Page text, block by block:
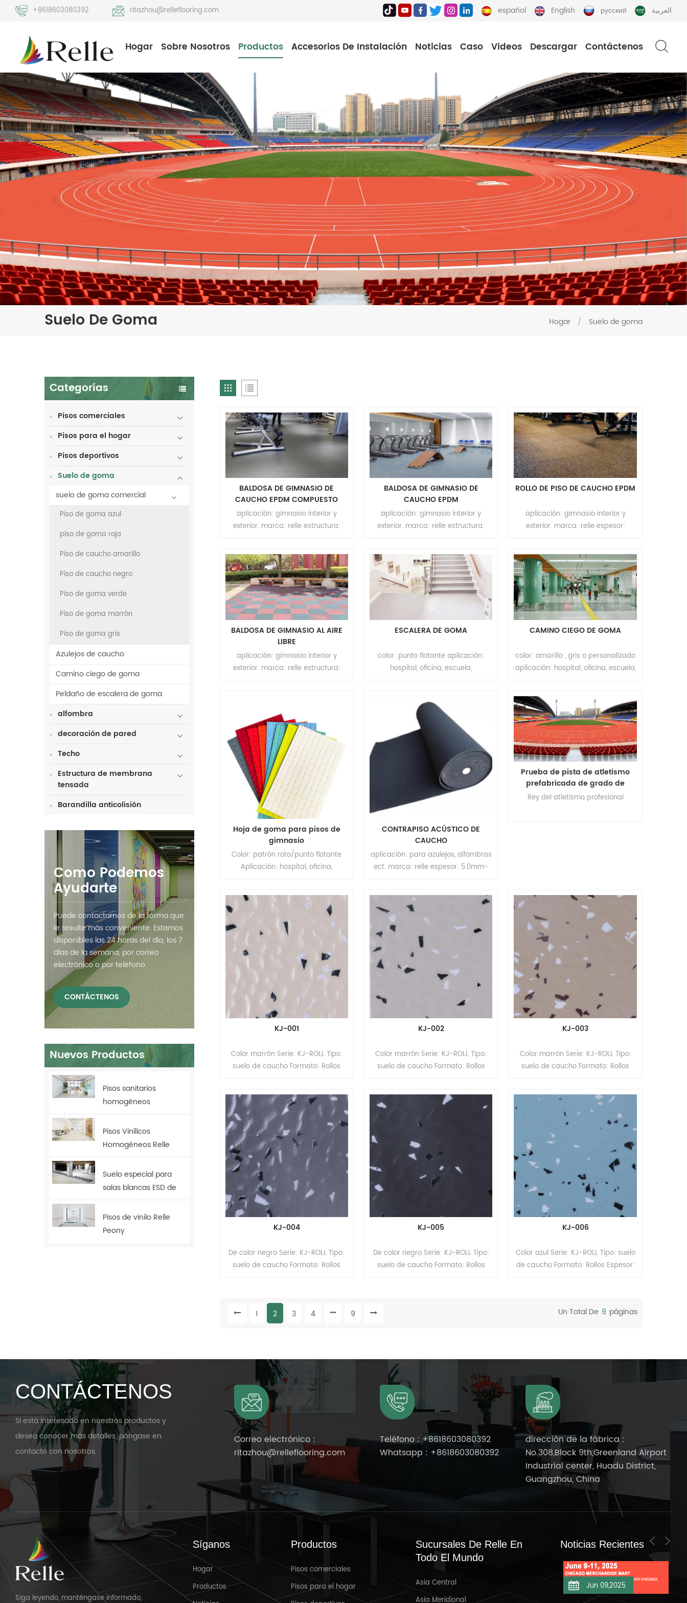
+8618603080392 ritazhou@relleflooring.com español English русский العربية
Hogar Sobre Nosotros Productos Accesorios De Instalación Noticias Caso Videos Descargar Contáctenos
Suelo De Goma Hogar / Suelo de goma
Categorías
Pisos comerciales
Pisos para el hogar
Pisos deportivos
Suelo de goma
suelo de goma comercial
Piso de goma azul
piso de goma roja
Piso de caucho amarillo
Piso de caucho negro
Piso de goma verde
Piso de goma marrón
Piso de goma gris
Azulejos de caucho
Camino ciego de goma
Peldaño de escalera de goma
alfombra
decoración de pared
Techo
Estructura de membrana
tensada
Barandilla anticolisión
Como Podemos
Ayudarte
Puede contactarnos de la forma que
le resulte más conveniente. Estamos
disponibles las 24 horas del día, los 7
días de la semana, por correo
electrónico o por teléfono.
CONTÁCTENOS
Nuevos Productos
Pisos sanitarios
homogéneos
antibacterianos Relle
para hospitales
Pisos Vinílicos
Homogéneos Relle
Tulip
Suelo especial para
salas blancas ESD de
2,0 mm
Pisos de vinilo Relle
Peony
BALDOSA DE GIMNASIO DE
CAUCHO EPDM COMPUESTO
aplicación: gimnasio interior y
exterior. marca: relle estructura:
14~16+epdm colorido color: rojo /
amarillo / azul / verde / gris / negro
abajo : material: malla
8~10/partículas de caucho de malla
14-16 de color negro moq: 200m²
BALDOSA DE GIMNASIO DE
CAUCHO EPDM
aplicación: gimnasio interior y
exterior. marca: relle estructura:
de caucho de malla + epdm
colorido color: rojo / amarillo / azul /
verde / gris / negro abajo :
material: malla 8~10/partículas de
ROLLO DE PISO DE CAUCHO EPDM
aplicación: gimnasio interior y
exterior. marca: relle espesor:
sbr+epdm colorido color: rojo /
amarillo / azul / verde / gris / negro
conexión: empalme moq: 200m²
BALDOSA DE GIMNASIO AL AIRE
LIBRE
aplicación: gimnasio interior y
exterior. marca: relle estructura:
amarillo / azul / verde / gris / negro
abajo : material: 8 ~ 10 partículas de
caucho de malla de color negro
moq: 200m²
ESCALERA DE GOMA
color: punto flotante aplicación:
hospital, oficina, escuela,
(contiene coma flotante): 4.0mm
ancho: 505 mm longitud:
0.9m~1.8m(10cm aparte como una
especificación diferente) resistencia
a la abrasión: grado T vida útil: más
de 10 años moq: 200m²
CAMINO CIEGO DE GOMA
color: amarillo , gris o personalizado
aplicación: hospital, oficina, escuela,
7.0mm tamaño: 300 mm * 300 mm
moq: 200m²
Hoja de goma para pisos de
gimnasio
Color: patrón roto/punto flotante
Aplicación: hospital, oficina,
Relle Espesor: 2,0 mm, 2,5 mm, 3,0
mm Tamaño: 1,22 m (ancho) * 10 ~
15 m (largo) Superficie:
revestimiento de PUR Resistencia a
la abrasión: grado T Vida útil: más
de 10 años. Cantidad mínima de
pedido: 200 m²
CONTRAPISO ACÚSTICO DE
CAUCHO
aplicación: para azulejos, alfombras
ect. marca: relle espesor: 5.0mm-
Prueba de pista de atletismo
prefabricada de grado de
competición profesional
Rey del atletismo profesional
KJ-001
Color marrón Serie: KJ-ROLL Tipo:
suelo de caucho Formato: Rollos
revestimiento PUR
KJ-002
Color marrón Serie: KJ-ROLL Tipo:
suelo de caucho Formato: Rollos
revestimiento PUR
KJ-003
Color marrón Serie: KJ-ROLL Tipo:
suelo de caucho Formato: Rollos
revestimiento PUR
KJ-004
De color negro Serie: KJ-ROLL Tipo:
suelo de caucho Formato: Rollos
revestimiento PUR
KJ-005
De color negro Serie: KJ-ROLL Tipo:
suelo de caucho Formato: Rollos
KJ-006
Color azul Serie: KJ-ROLL Tipo: suelo
de caucho Formato: Rollos Espesor:
1 2 3 4 9 Un Total De 9 Páginas
CONTÁCTENOS
Si está interesado en nuestros productos y
desea conocer más detalles, póngase en
contacto con nosotros.
Correo electrónico :
ritazhou@relleflooring.com
Teléfono : +8618603080392
Whatsapp : +8618603080392
dirección de la fábrica :
No.308,Block 9th,Greenland Airport
Industrial center, Huadu District,
Guangzhou, China
Siga leyendo, manténgase informado,
Síganos
Hogar
Productos
Productos
Pisos comerciales
Pisos para el hogar
Sucursales De Relle En
Todo El Mundo
Asia Central
Asia Meridional
Noticias Recientes
Mar 31,2025 Jun 09,2025